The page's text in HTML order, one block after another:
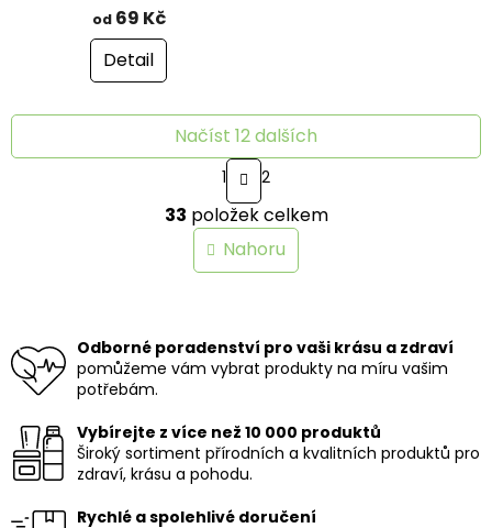
od69 Kč
Detail
O
v
l
á
í
p
k
y
v
p
Načíst 12 dalších
S
t
r
á
n
k
o
í
1 2
33 položek celkem
Nahoru
Odborné poradenství pro vaši krásu a zdraví
pomůžeme vám vybrat produkty na míru vašim
potřebám.
Vybírejte z více než 10 000 produktů
Široký sortiment přírodních a kvalitních produktů pro
zdraví, krásu a pohodu.
Rychlé a spolehlivé doručení